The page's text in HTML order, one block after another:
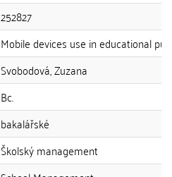
252827
Mobile devices use in educational
Svobodová, Zuzana
Bc.
bakalářské
Školský management